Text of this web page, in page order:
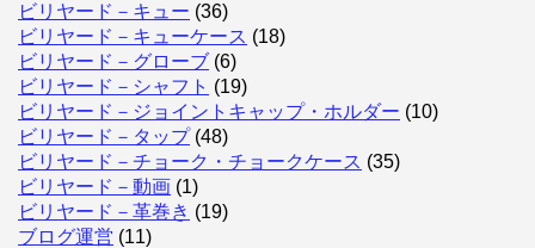
ビリヤード－キュー (36)
ビリヤード－キューケース (18)
ビリヤード－グローブ (6)
ビリヤード－シャフト (19)
ビリヤード－ジョイントキャップ・ホルダー (10)
ビリヤード－タップ(48)
ビリヤード－チョーク・チョークケース (35)
ビリヤード－動画 (1)
ビリヤード－革巻き (19)
ブログ運営 (11)